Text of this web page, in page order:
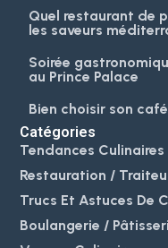
Quel restaurant de
les saveurs
Soirée
au Prince Palace
Bien choisir son
Catégories
Tendances Culinaires
Restauration /
Trucs Et Astuces De
Boulangerie /